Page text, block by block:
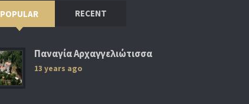
POPULAR RECENT
Παναγία Αρχαγγελιώτισσα
13 years ago